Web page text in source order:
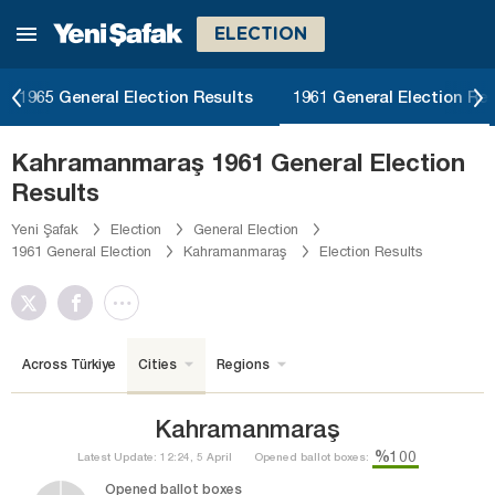
ELECTION
1965 General Election Results 1961 General Election
Kahramanmaraş 1961 General Election
Results
Yeni Şafak Election
General Election
1961 General Election
Kahramanmaraş Election Results
Across Türkiye Cities Regions
Kahramanmaraş
Latest Update: 12:24, 5 April Opened ballot boxes: %100
Opened ballot boxes